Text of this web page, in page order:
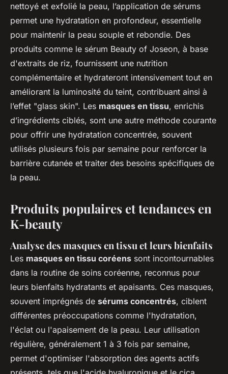
nettoyé et exfolié la peau, l’application de sérums
permet une hydratation en profondeur, essentielle
pour maintenir la peau souple et rebondie. Des
produits comme le sérum Beauty of Joseon, à base
d'extraits de riz, fournissent une nutrition
complémentaire et hydrateront intensivement tout en
améliorant la luminosité du teint, contribuant ainsi à
l’effet "glass skin". Les masques en tissu, enrichis
d’ingrédients ciblés, sont une autre méthode courante
pour offrir une hydratation concentrée, souvent
utilisés plusieurs fois par semaine pour renforcer la
barrière cutanée et traiter des besoins spécifiques de
la peau.
Produits populaires et tendances en
K-beauty
Analyse des masques en tissu et leurs bienfaits
Les masques en tissu coréens sont incontournables
dans la routine de soins coréenne, reconnus pour
leurs bienfaits hydratants et apaisants. Ces masques,
souvent imprégnés de sérums concentrés, ciblent
différentes préoccupations comme l'hydratation,
l'éclat ou l'apaisement de la peau. Leur utilisation
régulière, généralement 1 à 3 fois par semaine,
permet d'optimiser l'absorption des agents actifs